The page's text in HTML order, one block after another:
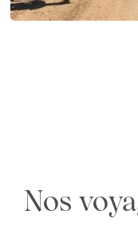
Nos